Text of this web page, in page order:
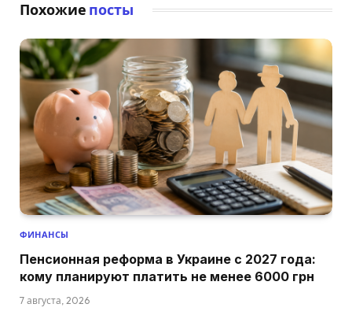
Похожие посты
ФИНАНСЫ
Пенсионная реформа в Украине с 2027 года:
кому планируют платить не менее 6000 грн
7 августа, 2026